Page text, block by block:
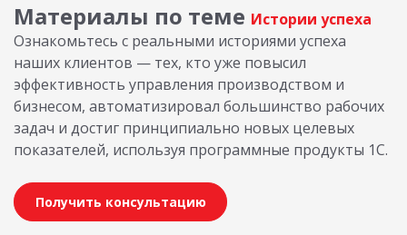
Материалы по теме Истории успеха
Ознакомьтесь с реальными историями успеха
наших клиентов — тех, кто уже повысил
эффективность управления производством и
бизнесом, автоматизировал большинство рабочих
задач и достиг принципиально новых целевых
показателей, используя программные продукты 1С.
Получить консультацию